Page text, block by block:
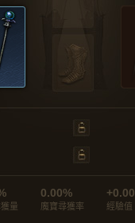
量
0.00%
魔寶尋獲率
+0.00
經驗值